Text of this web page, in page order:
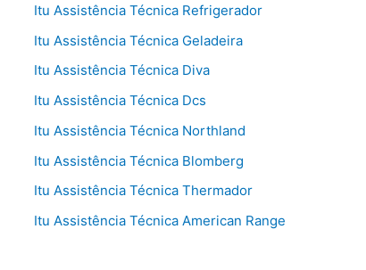
Itu Assistência Técnica Refrigerador
Itu Assistência Técnica Geladeira
Itu Assistência Técnica Diva
Itu Assistência Técnica Dcs
Itu Assistência Técnica Northland
Itu Assistência Técnica Blomberg
Itu Assistência Técnica Thermador
Itu Assistência Técnica American Range